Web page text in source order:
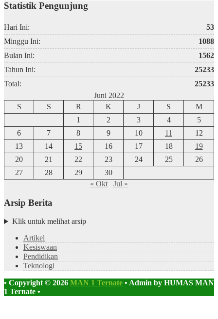
Statistik Pengunjung
Hari Ini:
53
Minggu Ini:
1088
Bulan Ini:
1562
Tahun Ini:
25233
Total:
25233
Juni 2022
S
S R K J S
M
1
2 3 4
5
6
7 8 9 10 11
12
13
14 15 16 17 18
19
20
21 22 23 24 25
26
27
28 29
30
« Okt
Jul »
Arsip Berita
Klik untuk melihat arsip
Artikel
Kesiswaan
Pendidikan
Teknologi
• Copyright © 2026 MAN 1 Ternate • Admin by HUMAS MAN
1 Ternate •